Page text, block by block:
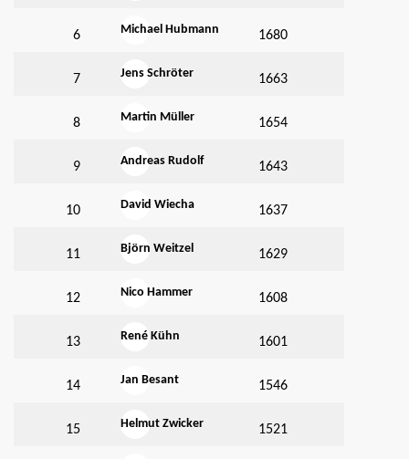
6 Michael Hubmann 1680
7 Jens Schröter 1663
8 Martin Müller 1654
9 Andreas Rudolf 1643
10 David Wiecha 1637
11 Björn Weitzel 1629
12 Nico Hammer 1608
13 René Kühn 1601
14 Jan Besant 1546
15 Helmut Zwicker 1521